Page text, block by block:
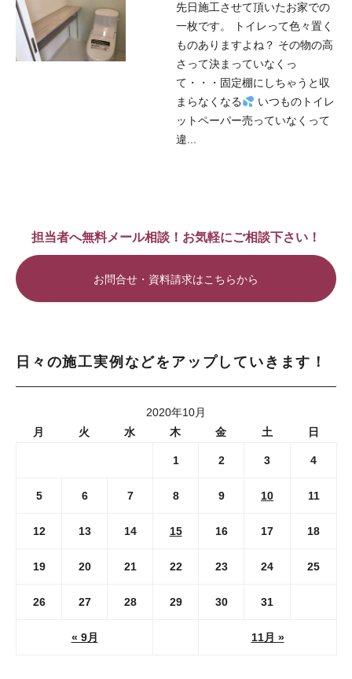
先日施工させて頂いたお家での
一枚です。 トイレって色々置く
ものありますよね？ その物の高
さって決まっていなくっ
て・・・固定棚にしちゃうと収
まらなくなる
いつものトイレ
ットペーパー売っていなくって
違...
担当者へ無料メール相談！お気軽にご相談下さい！
お問合せ・資料請求はこちらから
日々の施工実例などをアップしていきます！
2020年10月
月
火 水 木 金 土 日
« 9月 11月 »
1 2 3 4
5 6 7 8 9 10 11
12 13 14 15 16 17 18
19 20 21 22 23 24 25
26 27 28 29 30 31